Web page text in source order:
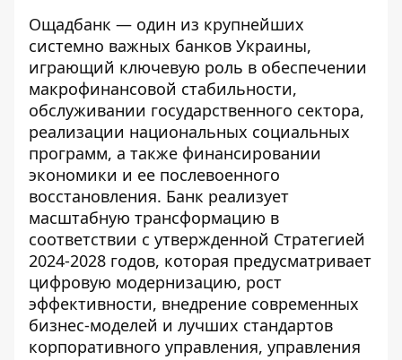
Ощадбанк — один из крупнейших
системно важных банков Украины,
играющий ключевую роль в обеспечении
макрофинансовой стабильности,
обслуживании государственного сектора,
реализации национальных социальных
программ, а также финансировании
экономики и ее послевоенного
восстановления. Банк реализует
масштабную трансформацию в
соответствии с утвержденной Стратегией
2024-2028 годов, которая предусматривает
цифровую модернизацию, рост
эффективности, внедрение современных
бизнес-моделей и лучших стандартов
корпоративного управления, управления